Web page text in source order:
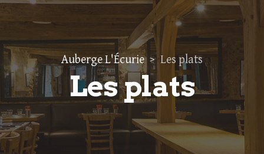
Auberge L'Écurie > Les plats
Les plats